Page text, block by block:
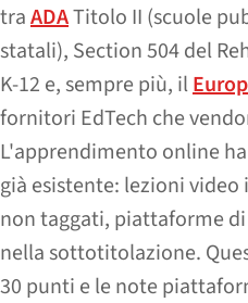
traADATitolo II (scuole
statali), Section 504 del
K-12 e, sempre più, il
fornitori EdTech che
L'apprendimento online
già esistente: lezioni
non taggati, piattaforme
nella sottotitolazione.
30 punti e le note